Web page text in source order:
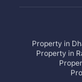
Property in
Property in